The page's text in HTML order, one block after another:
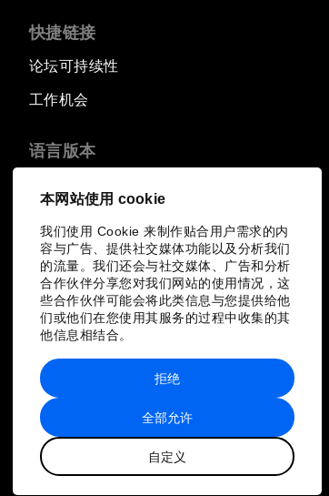
本网站使用 cookie
我们使用 Cookie 来制作贴合用户需求的内
容与广告、提供社交媒体功能以及分析我们
的流量。我们还会与社交媒体、广告和分析
合作伙伴分享您对我们网站的使用情况，这
些合作伙伴可能会将此类信息与您提供给他
们或他们在您使用其服务的过程中收集的其
他信息相结合。
全部允许
自定义
拒绝
快捷链接
论坛可持续性
工作机会
语言版本